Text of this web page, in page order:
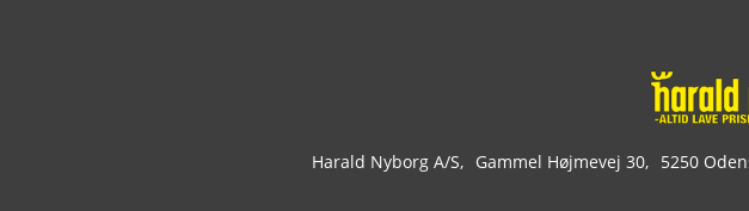
Harald Nyborg A/S Gammel Højmevej 30 5250